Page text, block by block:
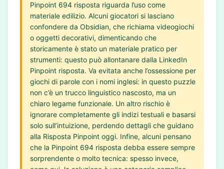
Pinpoint 694 risposta riguarda l’uso come
materiale edilizio. Alcuni giocatori si lasciano
confondere da Obsidian, che richiama videogiochi
o oggetti decorativi, dimenticando che
storicamente è stato un materiale pratico per
strumenti: questo può allontanare dalla LinkedIn
Pinpoint risposta. Va evitata anche l’ossessione per
giochi di parole con i nomi inglesi: in questo puzzle
non c’è un trucco linguistico nascosto, ma un
chiaro legame funzionale. Un altro rischio è
ignorare completamente gli indizi testuali e basarsi
solo sull’intuizione, perdendo dettagli che guidano
alla Risposta Pinpoint oggi. Infine, alcuni pensano
che la Pinpoint 694 risposta debba essere sempre
sorprendente o molto tecnica: spesso invece,